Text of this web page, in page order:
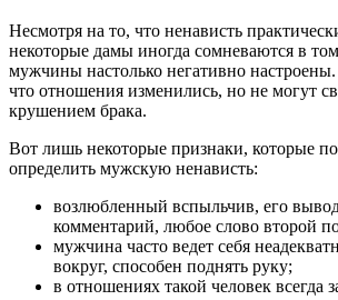
Несмотря на то, что ненависть
некоторые дамы иногда сомневаются в
мужчины настолько негативно
что отношения изменились, но не могут
крушением брака.
Вот лишь некоторые признаки, которые
определить мужскую ненависть:
возлюбленный вспыльчив, его
комментарий, любое слово второй
мужчина часто ведет себя
вокруг, способен поднять руку;
в отношениях такой человек всегда